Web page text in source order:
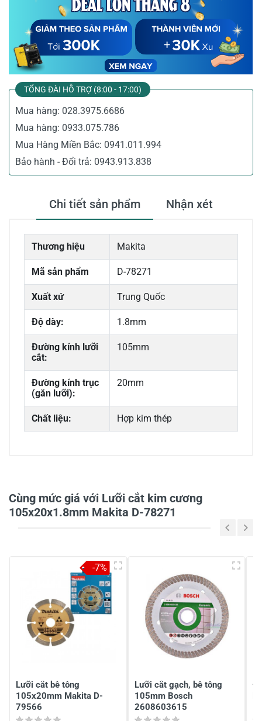
TỔNG ĐÀI HỖ TRỢ (8:00 - 17:00)
Mua hàng: 028.3975.6686
Mua hàng: 0933.075.786
Mua Hàng Miền Bắc: 0941.011.994
Bảo hành - Đổi trả: 0943.913.838
Chi tiết sản phẩm Nhận xét
Thương hiệu Makita
Mã sản phẩm D-78271
Xuất xứ Trung Quốc
Độ dày: 1.8mm
Đường kính lưỡi
cắt:
105mm
Đường kính trục
(gắn lưỡi):
20mm
Chất liệu: Hợp kim thép
-
1
-
Chia sẻ nhận xét về sản phẩm
Cùng mức giá với Lưỡi cắt kim cương
105x20x1.8mm Makita D-78271
Lưỡi cắt bê tông
105x20mm Makita D-
79566
-7%
Lưỡi cắt gạch, bê tông
105mm Bosch
2608603615